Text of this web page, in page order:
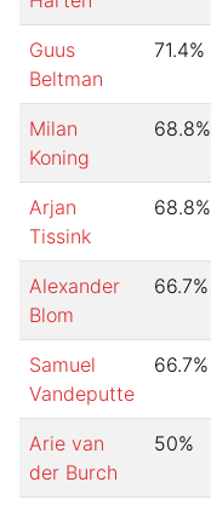
Guus
Beltman
71.4%
Milan
Koning
68.8%
Arjan
Tissink
68.8%
Alexander
Blom
66.7%
Samuel
Vandeputte
66.7%
Arie van
der Burch
50%